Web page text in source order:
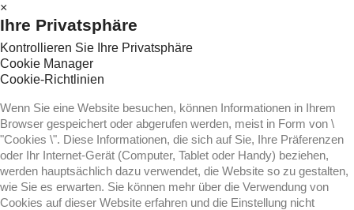
×
Ihre Privatsphäre
Kontrollieren Sie Ihre Privatsphäre
Cookie Manager
Cookie-Richtlinien
Wenn Sie eine Website besuchen, können Informationen in Ihrem
Browser gespeichert oder abgerufen werden, meist in Form von \
"Cookies \". Diese Informationen, die sich auf Sie, Ihre Präferenzen
oder Ihr Internet-Gerät (Computer, Tablet oder Handy) beziehen,
werden hauptsächlich dazu verwendet, die Website so zu gestalten,
wie Sie es erwarten. Sie können mehr über die Verwendung von
Cookies auf dieser Website erfahren und die Einstellung nicht